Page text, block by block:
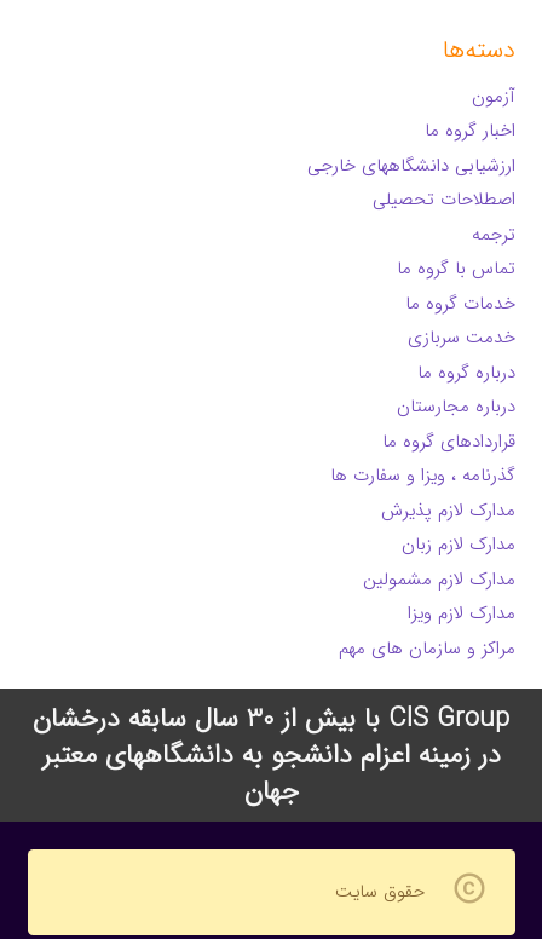
دسته‌ها
آزمون
اخبار گروه ما
ارزشیابی دانشگاههای خارجی
اصطلاحات تحصیلی
ترجمه
تماس با گروه ما
خدمات گروه ما
خدمت سربازی
درباره گروه ما
درباره مجارستان
قراردادهای گروه ما
گذرنامه ، ویزا و سفارت ها
مدارک لازم پذیرش
مدارک لازم زبان
مدارک لازم مشمولین
مدارک لازم ویزا
مراکز و سازمان های مهم
CIS Group با بیش از 30 سال سابقه درخشان
در زمینه اعزام دانشجو به دانشگاههای معتبر
جهان
copyright حقوق سایت